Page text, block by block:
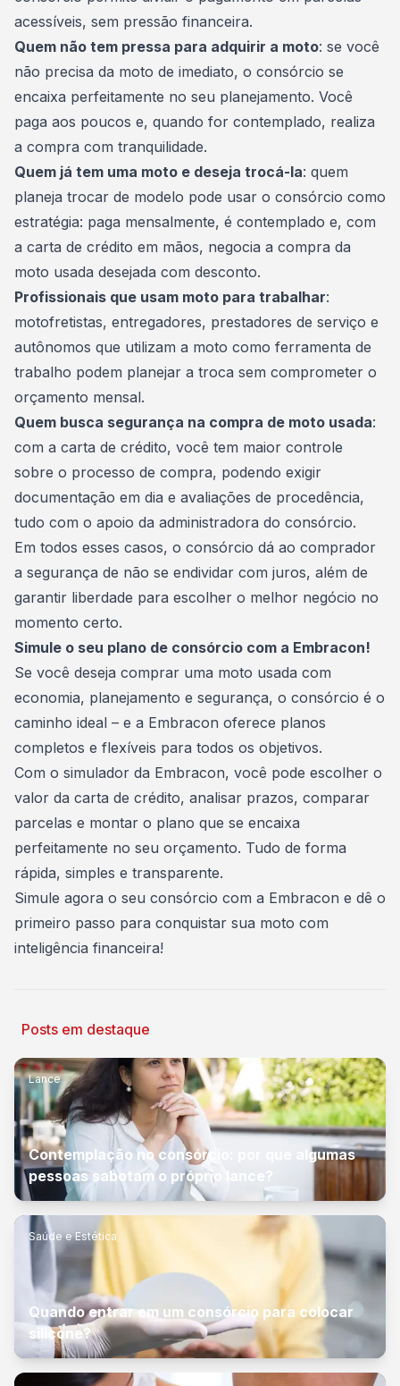
acessíveis, sem pressão financeira.
Quem não tem pressa para adquirir a moto: se você
não precisa da moto de imediato, o consórcio se
encaixa perfeitamente no seu planejamento. Você
paga aos poucos e, quando for contemplado, realiza
a compra com tranquilidade.
Quem já tem uma moto e deseja trocá-la: quem
planeja trocar de modelo pode usar o consórcio como
estratégia: paga mensalmente, é contemplado e, com
a carta de crédito em mãos, negocia a compra da
moto usada desejada com desconto.
Profissionais que usam moto para trabalhar:
motofretistas, entregadores, prestadores de serviço e
autônomos que utilizam a moto como ferramenta de
trabalho podem planejar a troca sem comprometer o
orçamento mensal.
Quem busca segurança na compra de moto usada:
com a carta de crédito, você tem maior controle
sobre o processo de compra, podendo exigir
documentação em dia e avaliações de procedência,
tudo com o apoio da administradora do consórcio.
Em todos esses casos, o consórcio dá ao comprador
a segurança de não se endividar com juros, além de
garantir liberdade para escolher o melhor negócio no
momento certo.
Simule o seu plano de consórcio com a Embracon!
Se você deseja comprar uma moto usada com
economia, planejamento e segurança, o consórcio é o
caminho ideal – e a Embracon oferece planos
completos e flexíveis para todos os objetivos.
Com o simulador da Embracon, você pode escolher o
valor da carta de crédito, analisar prazos, comparar
parcelas e montar o plano que se encaixa
perfeitamente no seu orçamento. Tudo de forma
rápida, simples e transparente.
Simule agora o seu consórcio com a Embracon e dê o
primeiro passo para conquistar sua moto com
inteligência financeira!
Posts em destaque
Lance
Contemplação no consórcio: por que algumas
pessoas sabotam o próprio lance?
Saúde e Estética
Quando entrar em um consórcio para colocar
silicone?